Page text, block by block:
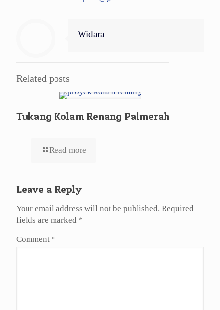
Widara
Related posts
Tukang Kolam Renang Palmerah
Read more
Leave a Reply
Your email address will not be published. Required
fields are marked *
Comment *